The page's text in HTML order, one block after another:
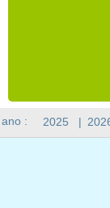
: 2025 |